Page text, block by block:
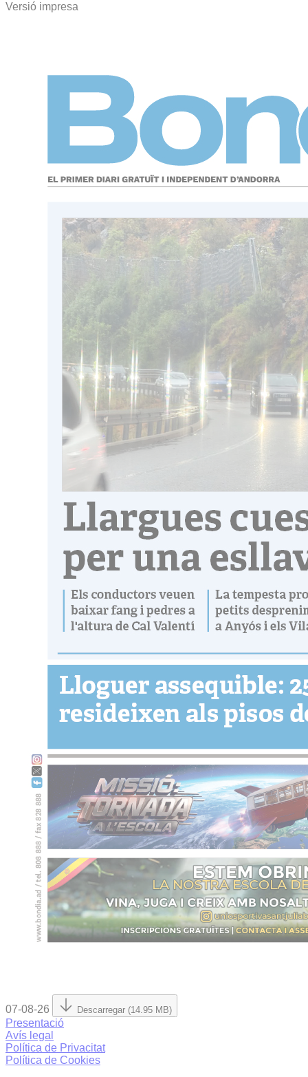
Versió impresa
07-08-26 Descarregar (14.95 MB)
Presentació
Avís legal
Política de Privacitat
Política de Cookies